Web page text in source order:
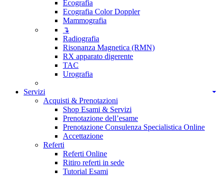
Ecografia
Ecografia Color Doppler
Mammografia
↴
Radiografia
Risonanza Magnetica (RMN)
RX apparato digerente
TAC
Urografia
Servizi
Acquisti & Prenotazioni
Shop Esami & Servizi
Prenotazione dell’esame
Prenotazione Consulenza Specialistica Online
Accettazione
Referti
Referti Online
Ritiro referti in sede
Tutorial Esami